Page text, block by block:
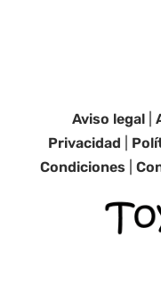
Aviso legal |
Privacidad
Condiciones |